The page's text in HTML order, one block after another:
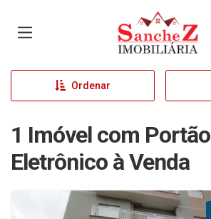
Página inicial
Ordenar
1 Imóvel com Portão
Eletrônico à Venda